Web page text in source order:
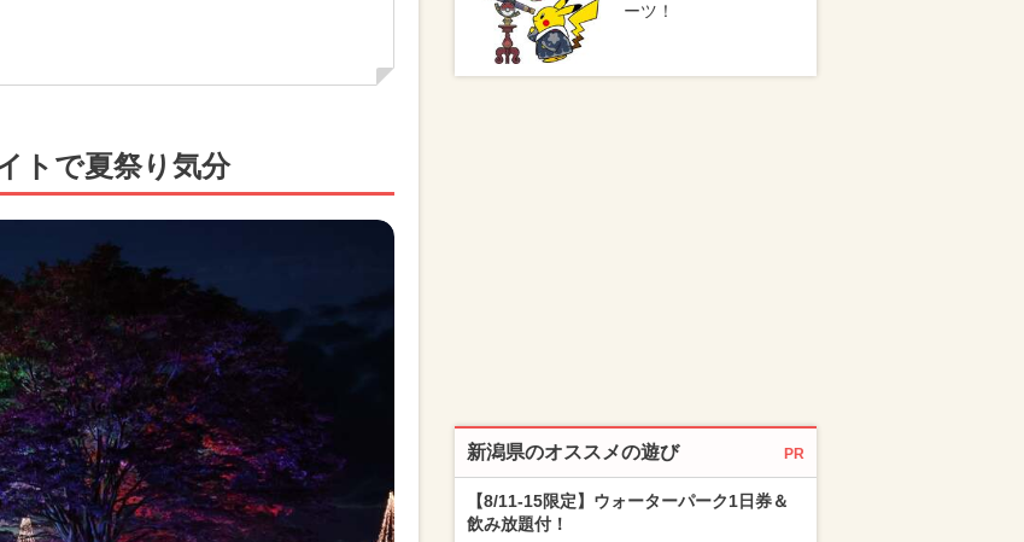
トで夏祭り気分
ーツ！
新潟県のオススメの遊び PR
【8/11-15限定】ウォーターパーク1日券＆
飲み放題付！